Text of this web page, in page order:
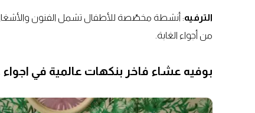
الترفيه: أنشطة مخصّصة للأطفال تشمل الفنون
من أجواء الغابة.
بوفيه عشاء فاخر بنكهات عالمية في اجواء